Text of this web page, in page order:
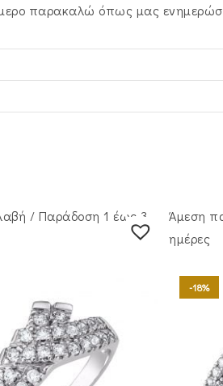
παρακαλώ όπως μας
/ Παράδoση 1 έως 3
Άμεση
ημέρες
-18%